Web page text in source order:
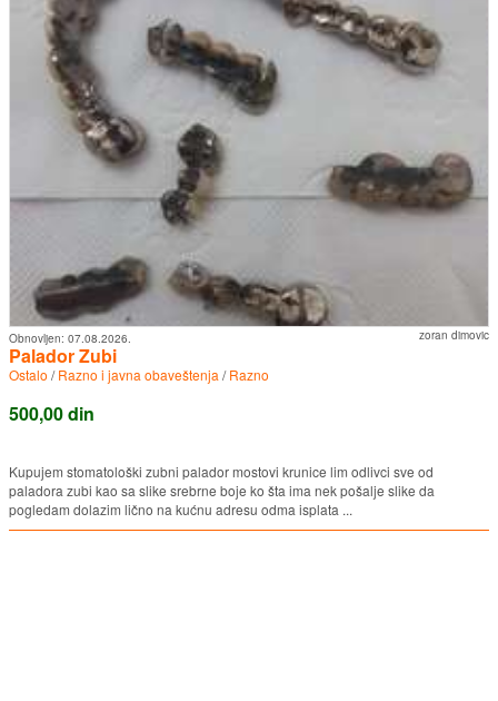
zoran dimovic
Obnovljen: 07.08.2026.
Palador Zubi
Ostalo /Razno i javna obaveštenja /Razno
500,00 din
Kupujem stomatološki zubni palador mostovi krunice lim odlivci sve od
paladora zubi kao sa slike srebrne boje ko šta ima nek pošalje slike da
pogledam dolazim lično na kućnu adresu odma isplata ...